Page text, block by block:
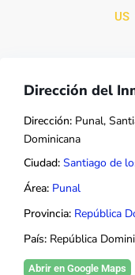
US
Dirección del
Dirección: Punal,
Dominicana
Ciudad: Santiago de
Área: Punal
Provincia: República
País: República
Abrir en Google Maps